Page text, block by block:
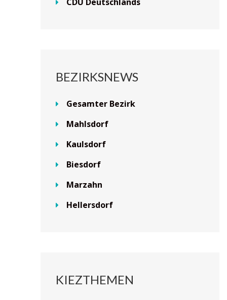
BEZIRKSNEWS
Gesamter Bezirk
Mahlsdorf
Kaulsdorf
Biesdorf
Marzahn
Hellersdorf
KIEZTHEMEN